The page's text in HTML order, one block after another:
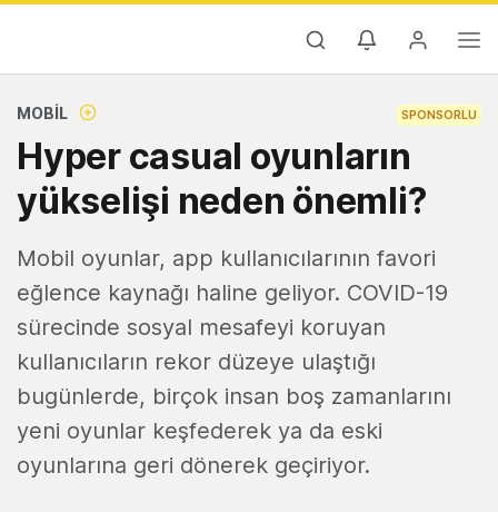
MOBIL SPONSORLU
Hyper casual oyunların
yükselişi neden önemli?
Mobil oyunlar, app kullanıcılarının favori
eğlence kaynağı haline geliyor. COVID-19
sürecinde sosyal mesafeyi koruyan
kullanıcıların rekor düzeye ulaştığı
bugünlerde, birçok insan boş zamanlarını
yeni oyunlar keşfederek ya da eski
oyunlarına geri dönerek geçiriyor.